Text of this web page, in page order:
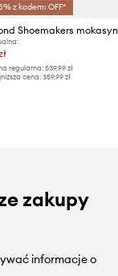
z kodem: OFF*
regularna: 539,99 zł
cena: 359,99 zł
zakupy
informacje o